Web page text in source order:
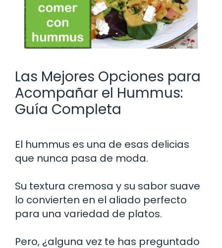
Las Mejores Opciones para
Acompañar el Hummus:
Guía Completa
El hummus es una de esas delicias
que nunca pasa de moda.
Su textura cremosa y su sabor suave
lo convierten en el aliado perfecto
para una variedad de platos.
Pero, ¿alguna vez te has preguntado